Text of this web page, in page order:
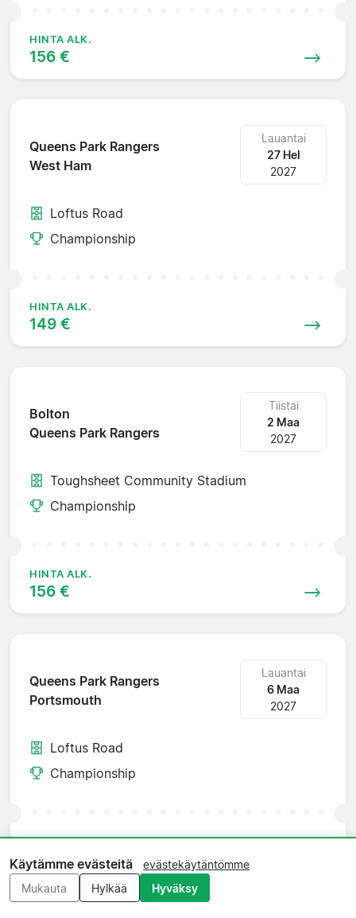
HINTA ALK.
156 €
Queens Park Rangers
West Ham
Lauantai
27 Hel
2027
Loftus Road
Championship
HINTA ALK.
149 €
Bolton
Queens Park Rangers
Tiistai
2 Maa
2027
Toughsheet Community Stadium
Championship
HINTA ALK.
156 €
Queens Park Rangers
Portsmouth
Lauantai
6 Maa
2027
Loftus Road
Championship
HINTA ALK.
79 €
Käytämme evästeitä
evästekäytäntömme
Mukauta
Hylkää Hyväksy